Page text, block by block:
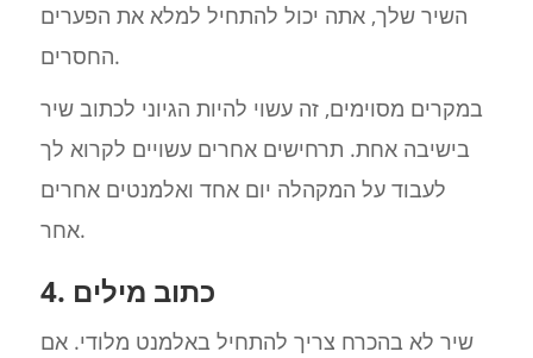
השיר שלך, אתה יכול להתחיל למלא את הפערים
החסרים.
במקרים מסוימים, זה עשוי להיות הגיוני לכתוב שיר
בישיבה אחת. תרחישים אחרים עשויים לקרוא לך
לעבוד על המקהלה יום אחד ואלמנטים אחרים
אחר.
4. כתוב מילים
שיר לא בהכרח צריך להתחיל באלמנט מלודי. אם